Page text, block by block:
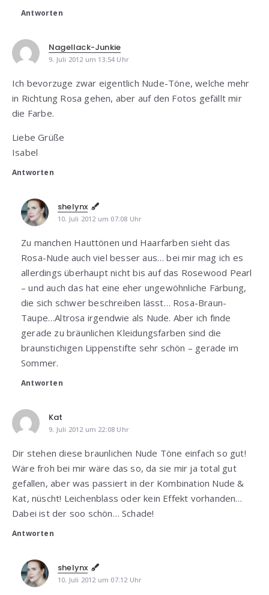
Antworten
Nagellack-Junkie
9. Juli 2012 um 13:54 Uhr
Ich bevorzuge zwar eigentlich Nude-Töne, welche mehr
in Richtung Rosa gehen, aber auf den Fotos gefällt mir
die Farbe.
Liebe Grüße
Isabel
Antworten
shelynx
10. Juli 2012 um 07:08 Uhr
Zu manchen Hauttönen und Haarfarben sieht das
Rosa-Nude auch viel besser aus… bei mir mag ich es
allerdings überhaupt nicht bis auf das Rosewood Pearl
– und auch das hat eine eher ungewöhnliche Färbung,
die sich schwer beschreiben lässt… Rosa-Braun-
Taupe…Altrosa irgendwie als Nude. Aber ich finde
gerade zu bräunlichen Kleidungsfarben sind die
braunstichigen Lippenstifte sehr schön – gerade im
Sommer.
Antworten
Kat
9. Juli 2012 um 22:08 Uhr
Dir stehen diese braunlichen Nude Töne einfach so gut!
Wäre froh bei mir wäre das so, da sie mir ja total gut
gefallen, aber was passiert in der Kombination Nude &
Kat, nüscht! Leichenblass oder kein Effekt vorhanden…
Dabei ist der soo schön… Schade!
Antworten
shelynx
10. Juli 2012 um 07:12 Uhr